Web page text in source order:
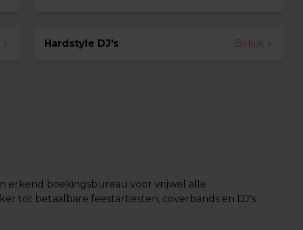
Hardstyle DJ's Bekijk
erkend boekingsbureau voor vrijwel alle
tot betaalbare feestartiesten, coverbands en DJ's